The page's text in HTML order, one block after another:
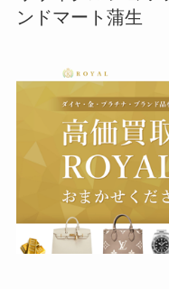
ンドマート蒲生